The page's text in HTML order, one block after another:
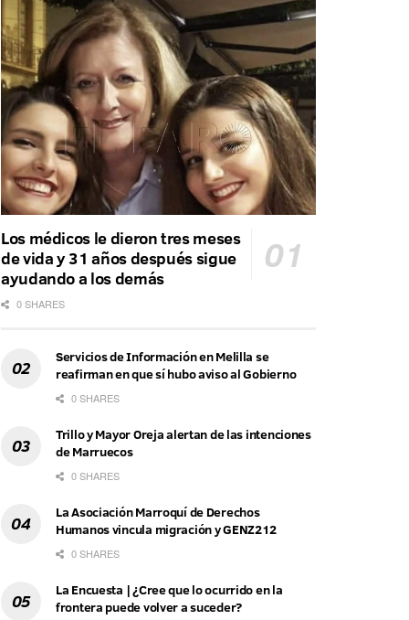
Los médicos le dieron tres meses
de vida y 31 años después sigue
ayudando a los demás
0 SHARES
Servicios de Información en Melilla se
reafirman en que sí hubo aviso al Gobierno
0 SHARES
Trillo y Mayor Oreja alertan de las intenciones
de Marruecos
0 SHARES
La Asociación Marroquí de Derechos
Humanos vincula migración y GENZ212
0 SHARES
La Encuesta | ¿Cree que lo ocurrido en la
frontera puede volver a suceder?